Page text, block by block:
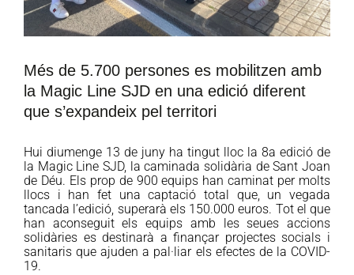
Més de 5.700 persones es mobilitzen amb
la Magic Line SJD en una edició diferent
que s’expandeix pel territori
Hui diumenge 13 de juny ha tingut lloc la 8a edició de
la Magic Line SJD, la caminada solidària de Sant Joan
de Déu. Els prop de 900 equips han caminat per molts
llocs i han fet una captació total que, un vegada
tancada l’edició, superarà els 150.000 euros. Tot el que
han aconseguit els equips amb les seues accions
solidàries es destinarà a finançar projectes socials i
sanitaris que ajuden a pal·liar els efectes de la COVID-
19.